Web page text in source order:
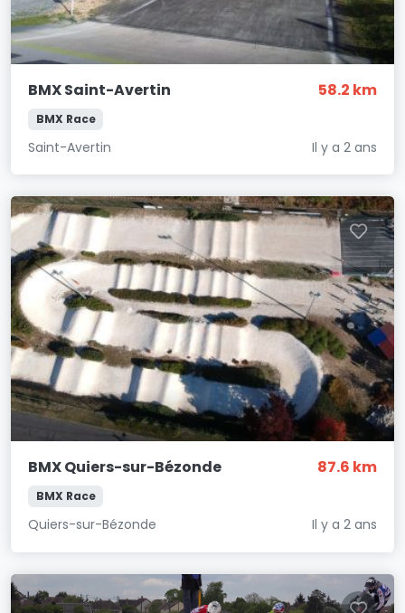
BMX Saint-Avertin 58.2 km
BMX Race
Saint-Avertin Il y a 2 ans
BMX Quiers-sur-Bézonde 87.6 km
BMX Race
Quiers-sur-Bézonde Il y a 2 ans